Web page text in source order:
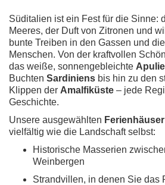
Süditalien ist ein Fest für die Sinne:
Meeres, der Duft von Zitronen und
bunte Treiben in den Gassen und
Menschen. Von der kraftvollen
das weiße, sonnengebleichte
Buchten Sardiniens bis hin zu den
Klippen der Amalfiküste – jede
Geschichte.
Unsere ausgewählten
vielfältig wie die Landschaft selbst:
Historische Masserien
Weinbergen
Strandvillen, in denen Sie das